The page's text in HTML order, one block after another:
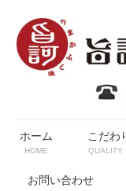
ホーム
HOME
こだわ
QUALITY
お問い合わせ